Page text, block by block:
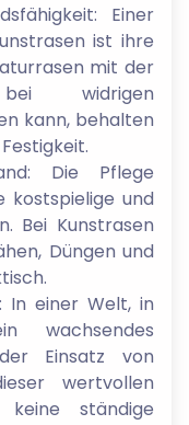
Einer
ist ihre
mit der
widrigen
kann, behalten
Die Pflege
kostspielige und
Bei Kunstrasen
Düngen und
In einer Welt, in
wachsendes
Einsatz von
wertvollen
ständige